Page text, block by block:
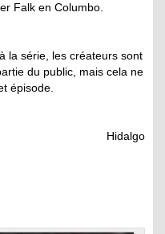
Falk en Columbo.
la série, les créateurs sont
du public, mais cela ne
épisode.
Hidalgo